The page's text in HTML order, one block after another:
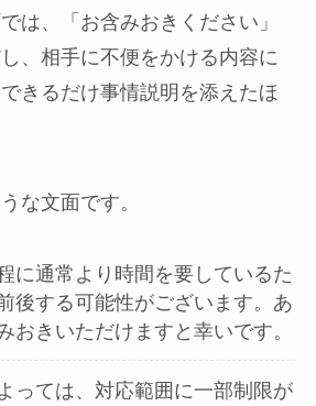
は、「お含みおきください」
、相手に不便をかける内容に
きるだけ事情説明を添えたほ
な文面です。
に通常より時間を要しているた
後する可能性がございます。あ
おきいただけますと幸いです。
っては、対応範囲に一部制限が